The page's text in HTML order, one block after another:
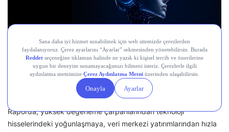
Midas Araştırma olarak, yapay zekâ hisselerinde son dönemde
büyüyen “balon mu, yeni bir paradigma mı?” tartışmasını ele
aldığımız raporumuzu paylaşıyoruz.
Raporda; yüksek değerleme çarpanlarından teknoloji
hisselerindeki yoğunlaşmaya, veri merkezi yatırımlarından hızla